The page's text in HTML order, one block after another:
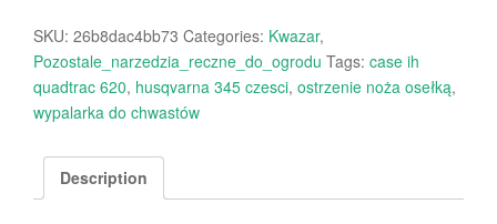
SKU: 26b8dac4bb73 Categories: Kwazar,
Pozostale_narzedzia_reczne_do_ogrodu Tags: case ih
quadtrac 620, husqvarna 345 czesci, ostrzenie noża osełką,
wypalarka do chwastów
Description